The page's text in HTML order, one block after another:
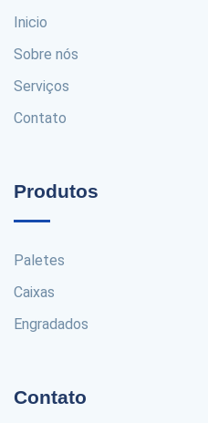
Inicio
Sobre nós
Serviços
Contato
Produtos
Paletes
Caixas
Engradados
Contato